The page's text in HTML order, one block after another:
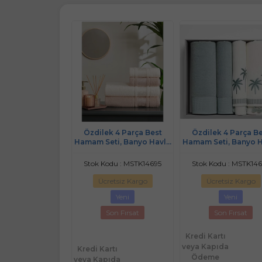
Özdilek 4 Parça Best
Hamam Seti, Banyo Havlu
Stok Kodu : MSTK14695
Ücretsiz Kargo
Yeni
Son Fırsat
Kredi Kartı
veya Kapıda
Özdilek 4 Parça
Hamam Seti, Banyo
Stok Kodu :
Ücretsiz Kargo
Yeni
Son Fırsat
Kredi Kartı
veya Kapıda
Ödeme